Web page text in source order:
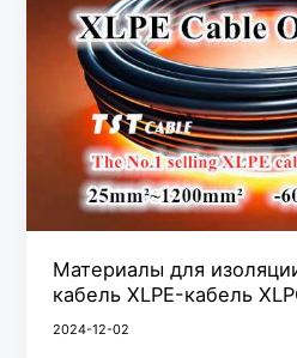
Материалы для
кабель XLPE-кабель
2024-12-02
кабеля
ПВХ-
кабель
XLPE-
кабель
XLPO-
кабель